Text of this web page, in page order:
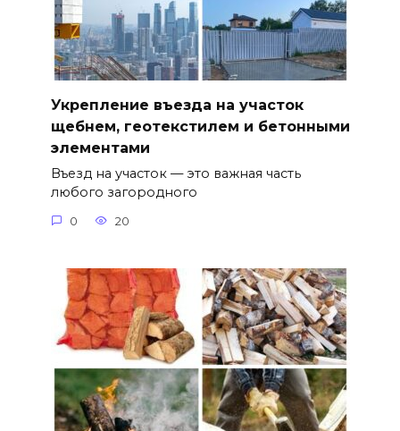
Укрепление въезда на участок
щебнем, геотекстилем и бетонными
элементами
Въезд на участок — это важная часть
любого загородного
0 20